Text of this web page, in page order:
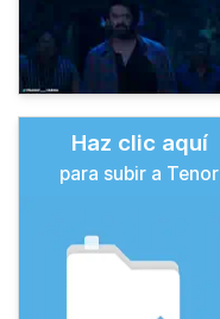
Haz clic aquí
para subir a Tenor